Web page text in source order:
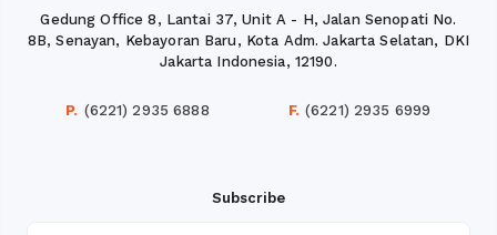
Gedung Office 8, Lantai 37, Unit A - H, Jalan Senopati No.
8B, Senayan, Kebayoran Baru, Kota Adm. Jakarta Selatan, DKI
Jakarta Indonesia, 12190.
P. (6221) 2935 6888 F. (6221) 2935 6999
Subscribe